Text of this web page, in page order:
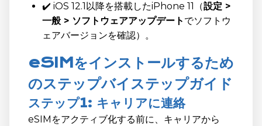
✔️ iOS 12.1以降を搭載したiPhone 11（設定 >
一般 > ソフトウェアアップデート でソフトウ
ェアバージョンを確認）。
eSIMをインストールするため
のステップバイステップガイド
ステップ1: キャリアに連絡
eSIMをアクティブ化する前に、キャリアから